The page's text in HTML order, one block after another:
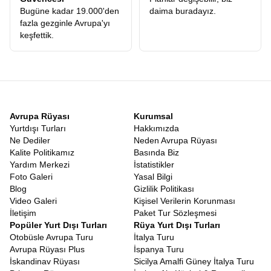
kolaylık, Rusya’nın zengin kültürüne erişimi hızlandırırken, bizlere
de seyahatin içeriğine ve kalitesine odaklanma fırsatı veriyor. Siz
sadece valizinizi hazırlayın, gerisini profesyonel ekibimize bırakın.
Her Şey Dahil Rusya Beyaz Geceler Tur Paketleri
Seyahat planlamak, özellikle Rusya gibi büyük ve dil bariyeri
edilmiştir. Ne çok yorucu ne de çok yüzeysel. Konaklamalarımız,
şehir merkezlerine yakın, konforlu ve güvenli otellerde
gerçekleşir. Sabah kahvaltılarından şehirlerarası transferlere
kadar her detay, Avrupa Rüyasının yıllara dayanan tecrübesiyle
planlanmıştır. Size kalan tek şey, rehberinizin anlattığı hikayeleri
dinlemek ve anın tadını çıkarmaktır.
Uygun Fiyatlı Beyaz Geceler Turu
Kaliteli bir yurtdışı turunun ulaşılabilir olması gerektiğine
inanıyoruz. Bu bağlamda
Beyaz Geceler Tur Fiyatı
politikamızı,
sunulan hizmetin kalitesiyle doğru orantılı, piyasa koşullarına göre
en rekabetçi seviyede tutuyoruz.Erken rezervasyon fırsatları
ödeme kolaylıklarıyla, bu masalsı yolculuğu bütçenizi sarsmadan
en ucuz Rusya turu
gerçekleştirmenizi sağlıyoruz. Rusya gibi
Bugüne kadar 19.000'den
fazla gezginle Avrupa'yı
keşfettik.
daima buradayız.
Avrupa Rüyası
Yurtdışı Turları
Ne Dediler
Kalite Politikamız
Yardım Merkezi
Foto Galeri
Blog
Video Galeri
İletişim
Kurumsal
Hakkımızda
Neden Avrupa Rüyası
Basında Biz
İstatistikler
Yasal Bilgi
Gizlilik Politikası
Kişisel Verilerin Korunması
Paket Tur Sözleşmesi
Popüler Yurt Dışı Turları
Otobüsle Avrupa Turu
Avrupa Rüyası Plus
İskandinav Rüyası
Rüya Yurt Dışı Turları
İtalya Turu
İspanya Turu
Sicilya Amalfi Güney İtalya Turu